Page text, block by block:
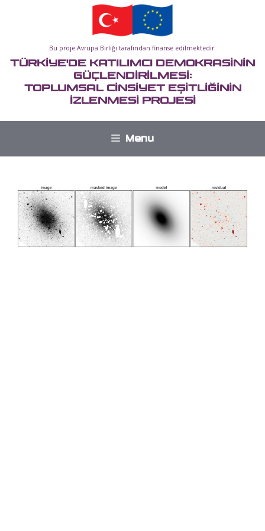
Bu proje Avrupa Birliği tarafından finanse edilmektedir.
TÜRKİYE'DE KATILIMCI DEMOKRASİNİN
GÜÇLENDİRİLMESİ:
TOPLUMSAL CİNSİYET EŞİTLİĞİNİN
İZLENMESİ PROJESİ
Menu